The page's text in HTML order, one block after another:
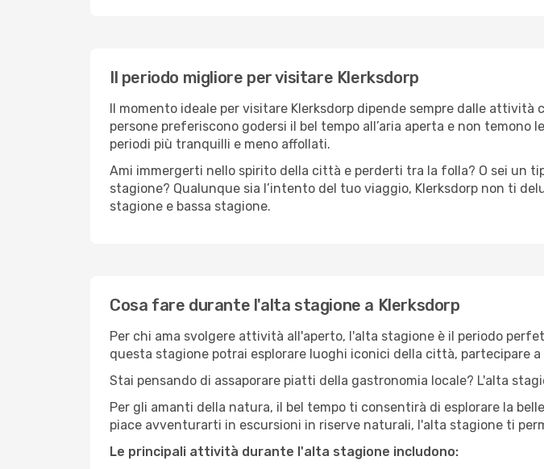
Il periodo migliore per visitare Klerksdorp
Il momento ideale per visitare Klerksdorp dipende sempre dalle
persone preferiscono godersi il bel tempo all’aria aperta e non
periodi più tranquilli e meno affollati.
Ami immergerti nello spirito della città e perderti tra la folla? O sei un
stagione? Qualunque sia l’intento del tuo viaggio, Klerksdorp non ti
stagione e bassa stagione.
Cosa fare durante l'alta stagione a Klerksdorp
Per chi ama svolgere attività all'aperto, l'alta stagione è il periodo
questa stagione potrai esplorare luoghi iconici della città, partecipare
Stai pensando di assaporare piatti della gastronomia locale? L'alta
Per gli amanti della natura, il bel tempo ti consentirà di esplorare la
piace avventurarti in escursioni in riserve naturali, l'alta stagione ti
Le principali attività durante l'alta stagione includono: